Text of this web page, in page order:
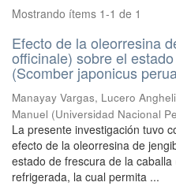
Mostrando ítems 1-1 de 1
Efecto de la oleorresina
officinale) sobre el
(Scomber japonicus
Manayay Vargas, Lucero
Manuel (Universidad Nacional
La presente investigación tuvo
efecto de la oleorresina de
estado de frescura de la
refrigerada, la cual permita ...